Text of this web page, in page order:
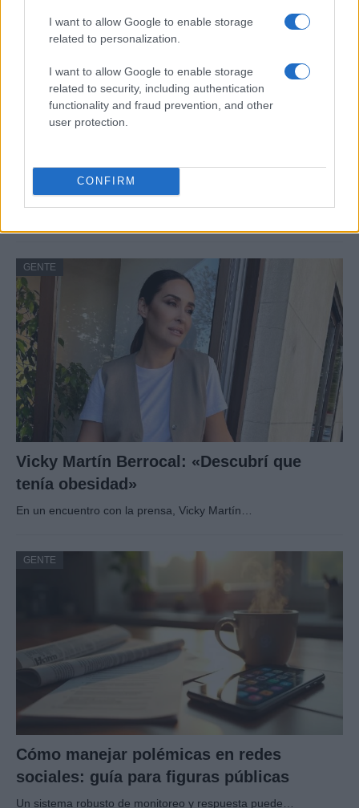
I want to allow Google to enable storage
related to personalization.
I want to allow Google to enable storage
related to security, including authentication
functionality and fraud prevention, and other
user protection.
CONFIRM
Risto Mejide, pillado con su nueva novia:
“Ya no se esconden”
GENTE
Vicky Martín Berrocal: «Descubrí que
tenía obesidad»
En un encuentro con la prensa, Vicky Martín…
GENTE
Cómo manejar polémicas en redes
sociales: guía para figuras públicas
Un sistema robusto de monitoreo y respuesta puede…